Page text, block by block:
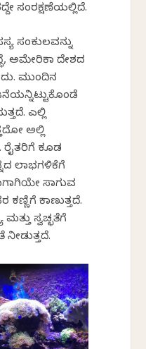
ಸಂರಕ್ಷಣೆಯಲ್ಲಿದೆ.
ಸಂಕುಲವನ್ನು
ಅಮೇರಿಕಾ ದೇಶದ
ಮುಂದಿನ
ಎಲ್ಲಿ
ಅಲ್ಲಿ
ರೈತರಿಗೆ ಕೂಡ
ಲಾಭಗಳಿಕೆಗೆ
ಸಾಗುವ
ಕಾಣುತ್ತದೆ.
ಸ್ವಚ್ಛತೆಗೆ
ನೀಡುತ್ತದೆ.